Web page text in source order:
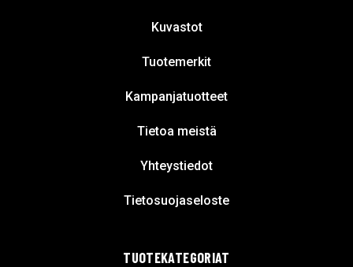
Kuvastot
Tuotemerkit
Kampanjatuotteet
Tietoa meistä
Yhteystiedot
Tietosuojaseloste
TUOTEKATEGORIAT